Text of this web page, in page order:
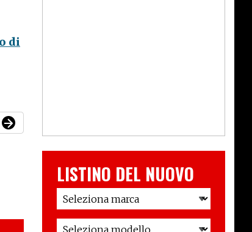
di
LISTINO DEL NUOVO